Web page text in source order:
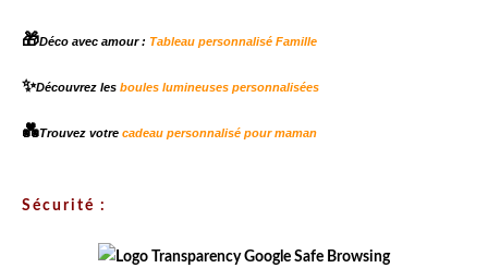
🎁Déco avec amour : Tableau personnalisé Famille
✨Découvrez les boules lumineuses personnalisées
💑Trouvez votre cadeau personnalisé pour maman
Sécurité :